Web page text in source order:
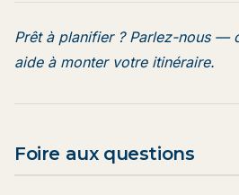
Prêt à planifier ? Parlez-nous—
aide à monter votre itinéraire.
Foire aux questions